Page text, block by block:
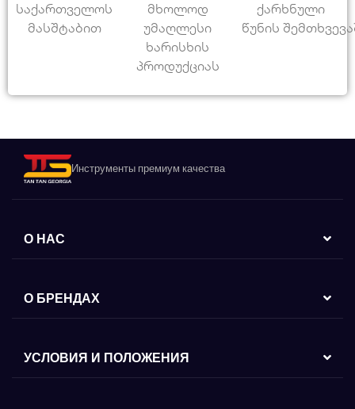
საქართველოს
მასშტაბით
მხოლოდ
უმაღლესი
ხარისხის
პროდუქციას
ქარხნული
წუნის
Инструменты премиум качества
О НАС
О БРЕНДАХ
УСЛОВИЯ И ПОЛОЖЕНИЯ